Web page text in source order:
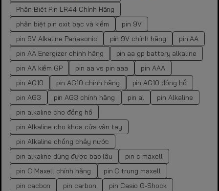
Phân Biệt Pin LR44 Chính Hãng
phân biệt pin oxit bạc và kiềm
pin 9V
pin 9V Alkaline Panasonic
pin 9V chính hãng
pin AA
pin AA Energizer chính hãng
pin aa gp battery alkaline
pin AA kiềm GP
pin aa vs pin aaa
pin AAA
pin AG10
pin AG10 chính hãng
pin AG10 đồng hồ
pin AG3
pin AG3 chính hãng pin al
pin Alkaline
pin alkaline cho đồng hồ
pin Alkaline cho khóa cửa vân tay
pin Alkaline chống chảy nước
pin alkaline dùng được bao lâu
pin c maxell
pin C Maxell chính hãng
pin C trung maxell
pin cacbon
pin carbon
pin Casio G-Shock